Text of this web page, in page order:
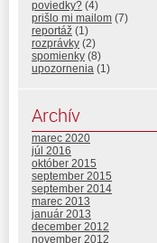
poviedky? (4)
prišlo mi mailom (7)
reportáž (1)
rozprávky (2)
spomienky (8)
upozornenia (1)
Archív
marec 2020
júl 2016
október 2015
september 2015
september 2014
marec 2013
január 2013
december 2012
november 2012